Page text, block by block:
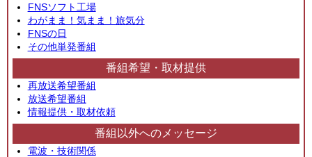
FNSソフト工場
わがまま！気まま！旅気分
FNSの日
その他単発番組
番組希望・取材提供
再放送希望番組
放送希望番組
情報提供・取材依頼
番組以外へのメッセージ
電波・技術関係